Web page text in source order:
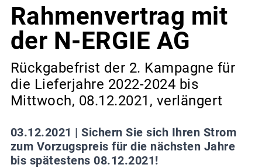
Rahmenvertrag mit
der N-ERGIE AG
Rückgabefrist der 2. Kampagne für
die Lieferjahre 2022-2024 bis
Mittwoch, 08.12.2021, verlängert
03.12.2021 | Sichern Sie sich Ihren Strom
zum Vorzugspreis für die nächsten Jahre
bis spätestens 08.12.2021!